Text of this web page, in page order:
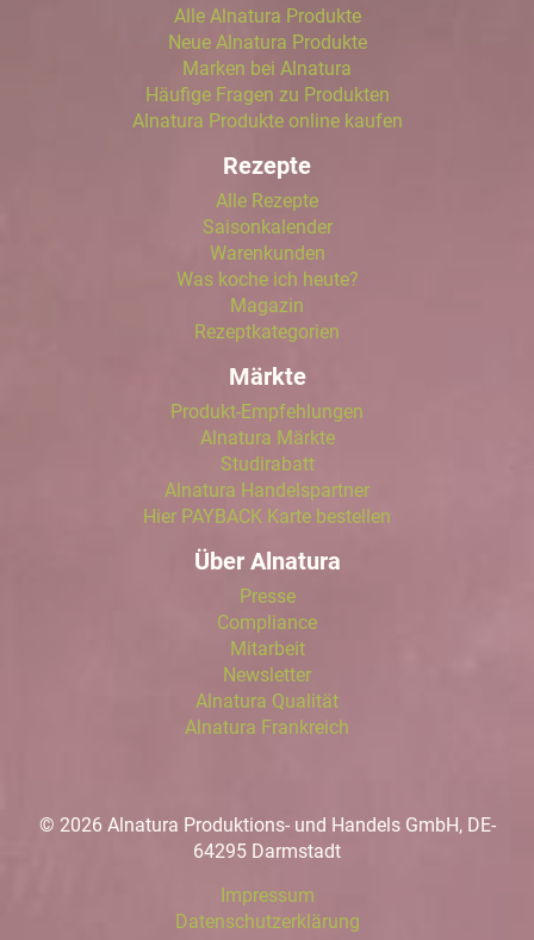
Alle Alnatura Produkte
Neue Alnatura Produkte
Marken bei Alnatura
Häufige Fragen zu Produkten
Alnatura Produkte online kaufen
Rezepte
Alle Rezepte
Saisonkalender
Warenkunden
Was koche ich heute?
Magazin
Rezeptkategorien
Märkte
Produkt-Empfehlungen
Alnatura Märkte
Studirabatt
Alnatura Handelspartner
Hier PAYBACK Karte bestellen
Über Alnatura
Presse
Compliance
Mitarbeit
Newsletter
Alnatura Qualität
Alnatura Frankreich
© 2026 Alnatura Produktions- und Handels GmbH, DE-
64295 Darmstadt
Impressum
Datenschutzerklärung